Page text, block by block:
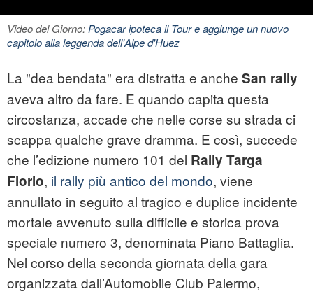
Video del Giorno:Pogacar ipoteca il Tour e aggiunge un nuovo
capitolo alla leggenda dell'Alpe d'Huez
La "dea bendata" era distratta e anche San rally
aveva altro da fare. E quando capita questa
circostanza, accade che nelle corse su strada ci
scappa qualche grave dramma. E così, succede
che l’edizione numero 101 del Rally Targa
Florio, il rally più antico del mondo, viene
annullato in seguito al tragico e duplice incidente
mortale avvenuto sulla difficile e storica prova
speciale numero 3, denominata Piano Battaglia.
Nel corso della seconda giornata della gara
organizzata dall’Automobile Club Palermo,